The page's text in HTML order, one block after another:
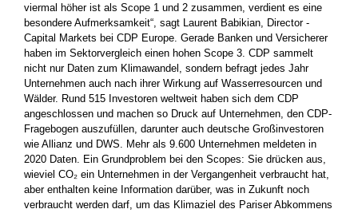
viermal höher ist als Scope 1 und 2 zusammen, verdient es eine
besondere Aufmerksamkeit“, sagt Laurent Babikian, Director ­
Capital Markets bei CDP Europe. Gerade Banken und Versicherer
haben im Sektorvergleich einen hohen Scope 3. CDP sammelt
nicht nur ­Daten zum Klimawandel, sondern befragt jedes Jahr
Unternehmen auch nach ihrer Wirkung auf Wasserresourcen und
Wälder. Rund 515 Investoren weltweit haben sich dem CDP
angeschlossen und machen so Druck auf Unternehmen, den CDP-
Fragebogen auszufüllen, darunter auch deutsche Großinvestoren
wie Allianz und DWS. Mehr als 9.600 Unternehmen meldeten in
2020 Daten. Ein Grundproblem bei den Scopes: Sie drücken aus,
wieviel CO₂ ein Unternehmen in der Vergangenheit verbraucht hat,
aber enthalten keine Information darüber, was in Zukunft noch
verbraucht ­werden darf, um das Klimaziel des Pariser Abkommens